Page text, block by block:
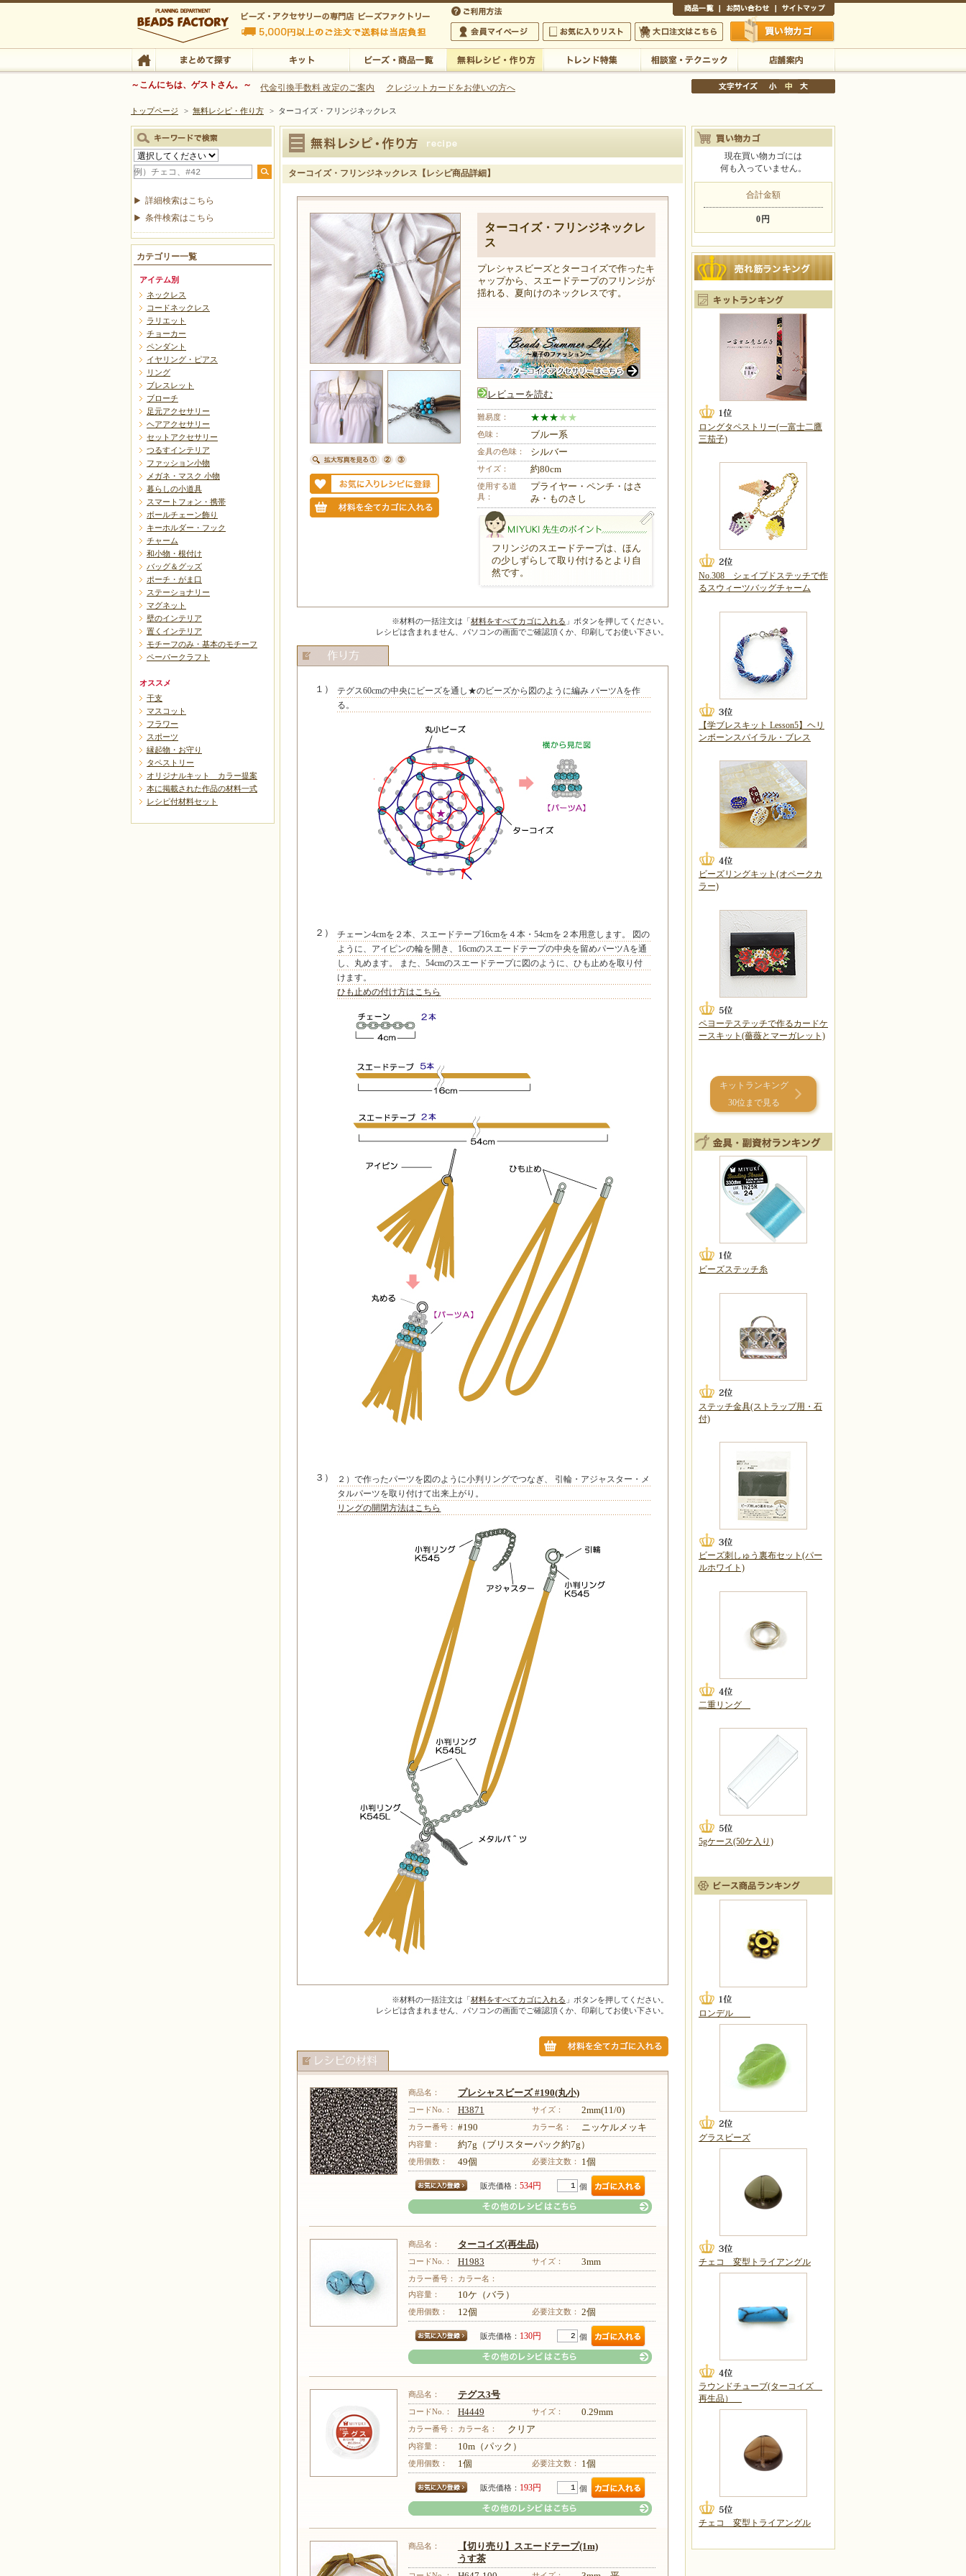
ビーズファクトリー ビーズ・パーツ・金具など・アクセサリーの専門店
ビーズ・アクセサリーの専門店 ビーズファクトリー 5,000円以上のご注文で送料は当店が負担いたします
ビーズ・アクセサリーの専門店 ビーズファクトリー 5,000円以上のご注文で送料は当店が負担いたします
会員マイページ
お気に入りリスト 大口注文はこちら 買い物かご
TOP まとめて探す 店舗案内
～こんにちは、ゲストさん。～ 代金引換手数料 改定のご案内 クレジットカードをお使いの方へ
トップページ > 無料レシピ・作り方 > ターコイズ・フリンジネックレス
ターコイズ・フリンジネックレス【レシピ商品詳細】
ターコイズ・フリンジネックレ
ス
プレシャスビーズとターコイズで作ったキ
ャップから、スエードテープのフリンジが
揺れる、夏向けのネックレスです。
レビューを読む
難易度： ★★★★★
色味： ブルー系
金具の色味： シルバー
サイズ： 約80cm
使用する道
具：
プライヤー・ペンチ・はさ
み・ものさし
MIYUKI先生のポイント
フリンジのスエードテープは、ほん
の少しずらして取り付けるとより自
然です。
※材料の一括注文は「材料をすべてカゴに入れる 」ボタンを押してください。
レシピは含まれません、パソコンの画面でご確認頂くか、印刷してお使い下さい。
１）
テグス60cmの中央にビーズを通し★のビーズから図のように編み パーツAを作
る。
２）
チェーン4cmを２本、スエードテープ16cmを４本・54cmを２本用意します。 図の
ように、アイピンの輪を開き、16cmのスエードテープの中央を留めパーツAを通
し、丸めます。 また、54cmのスエードテープに図のように、ひも止めを取り付
けます。
ひも止めの付け方はこちら
３）
２）で作ったパーツを図のように小判リングでつなぎ、 引輪・アジャスター・メ
タルパーツを取り付けて出来上がり。
リングの開閉方法はこちら
※材料の一括注文は「材料をすべてカゴに入れる 」ボタンを押してください。
レシピは含まれません、パソコンの画面でご確認頂くか、印刷してお使い下さい。
商品名： プレシャスビーズ #190(丸小)
コードNo.： H3871 サイズ： 2mm(11/0)
カラー番号： #190 カラー名： ニッケルメッキ
内容量： 約7g（ブリスターパック約7g）
使用個数： 49個 必要注文数： 1個
販売価格： 534円 個
その他のレシピはこちら
商品名： ターコイズ(再生品)
コードNo.： H1983 サイズ： 3mm
カラー番号：
カラー名：
内容量：
10ケ（バラ）
使用個数： 12個 必要注文数： 2個
販売価格： 130円 個
その他のレシピはこちら
商品名： テグス3号
コードNo.： H4449 サイズ： 0.29mm
カラー番号： カラー名： クリア
内容量： 10m（パック）
使用個数： 1個 必要注文数： 1個
販売価格： 193円 個
商品名：
【切り売り】スエードテープ(1m)
うす茶
詳細検索はこちら
条件検索はこちら
カテゴリー一覧
アイテム別
ネックレス
コードネックレス
ラリエット
チョーカー
ペンダント
イヤリング・ピアス
リング
ブレスレット
ブローチ
足元アクセサリー
ヘアアクセサリー
セットアクセサリー
つるすインテリア
ファッション小物
メガネ・マスク 小物
暮らしの小道具
スマートフォン・携帯
ボールチェーン飾り
キーホルダー・フック
チャーム
和小物・根付け
バッグ＆グッズ
ポーチ・がま口
ステーショナリー
マグネット
壁のインテリア
置くインテリア
モチーフのみ・基本のモチーフ
ペーパークラフト
オススメ
干支
マスコット
フラワー
スポーツ
縁起物・お守り
タペストリー
オリジナルキット カラー提案
本に掲載された作品の材料一式
レシピ付材料セット
現在買い物カゴには
何も入っていません。
合計金額
0円
ロングタペストリー(一富士二鷹
三茄子)
No.308 シェイプドステッチで作
るスウィーツバッグチャーム
【学ブレスキット Lesson5】ヘリ
ンボーンスパイラル・ブレス
ビーズリングキット(オペークカ
ラー)
ペヨーテステッチで作るカードケ
ースキット(薔薇とマーガレット)
キットランキング
30位まで見る
ビーズステッチ糸
ステッチ金具(ストラップ用・石
付)
ビーズ刺しゅう裏布セット(パー
ルホワイト)
二重リング
5gケース(50ケ入り)
ロンデル
グラスビーズ
チェコ 変型トライアングル
ラウンドチューブ(ターコイズ
再生品）
チェコ 変型トライアングル